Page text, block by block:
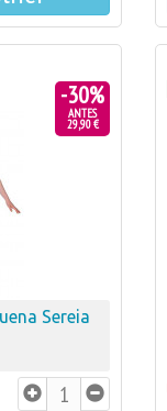
-30%
ANTES
29,90 €
Sereia